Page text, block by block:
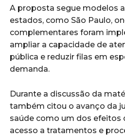
A proposta segue modelos
estados, como São Paulo,
complementares foram
ampliar a capacidade de
pública e reduzir filas em
demanda.
Durante a discussão da
também citou o avanço da
saúde como um dos efeitos
acesso a tratamentos e